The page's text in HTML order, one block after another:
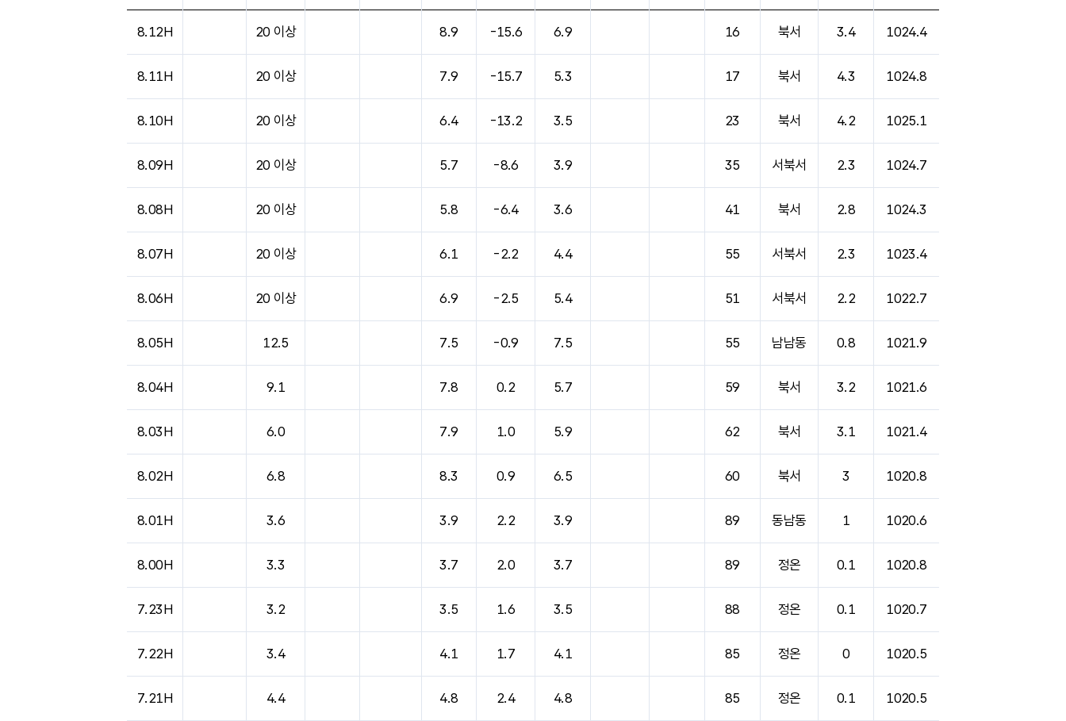
8.12H 20 이상 8.9 -15.6 6.9 16 북서 3.4 1024.4
8.11H 20 이상 7.9 -15.7 5.3 17 북서 4.3 1024.8
8.10H 20 이상 6.4 -13.2 3.5 23 북서 4.2 1025.1
8.09H 20 이상 5.7 -8.6 3.9 35 서북서 2.3 1024.7
8.08H 20 이상 5.8 -6.4 3.6 41 북서 2.8 1024.3
8.07H 20 이상 6.1 -2.2 4.4 55 서북서 2.3 1023.4
8.06H 20 이상 6.9 -2.5 5.4 51 서북서 2.2 1022.7
8.05H 12.5 7.5 -0.9 7.5 55 남남동 0.8 1021.9
8.04H 9.1 7.8 0.2 5.7 59 북서 3.2 1021.6
8.03H 6.0 7.9 1.0 5.9 62 북서 3.1 1021.4
8.02H 6.8 8.3 0.9 6.5 60 북서 3 1020.8
8.01H 3.6 3.9 2.2 3.9 89 동남동 1 1020.6
8.00H 3.3 3.7 2.0 3.7 89 정온 0.1 1020.8
7.23H 3.2 3.5 1.6 3.5 88 정온 0.1 1020.7
7.22H 3.4 4.1 1.7 4.1 85 정온 0 1020.5
7.21H 4.4 4.8 2.4 4.8 85 정온 0.1 1020.5